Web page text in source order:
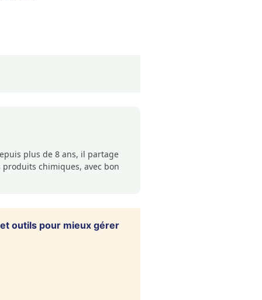
plus de 8 ans, il partage
produits chimiques, avec bon
outils pour mieux gérer